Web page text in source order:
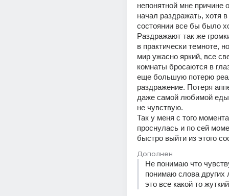
непонятной мне причине
начал раздражать, хотя
состоянии все бы было
Раздражают так же
в практически темноте,
мир ужасно яркий, все
комнаты бросаются в
еще большую потерю
раздражение. Потеря
даже самой любимой еды
не чувствую.
Так у меня с того
проснулась и по сей
быстро выйти из этого
Дополнен
Не понимаю что
понимаю слова
это все какой то